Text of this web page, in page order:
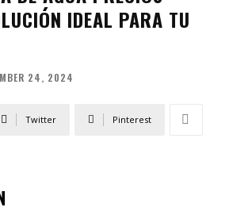
IDEAL PARA TU
24, 2024
Twitter Pinterest